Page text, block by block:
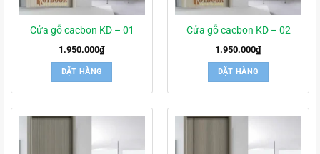
Cửa gỗ cacbon KD – 01
1.950.000₫
ĐẶT HÀNG
Cửa gỗ cacbon KD – 02
1.950.000₫
ĐẶT HÀNG